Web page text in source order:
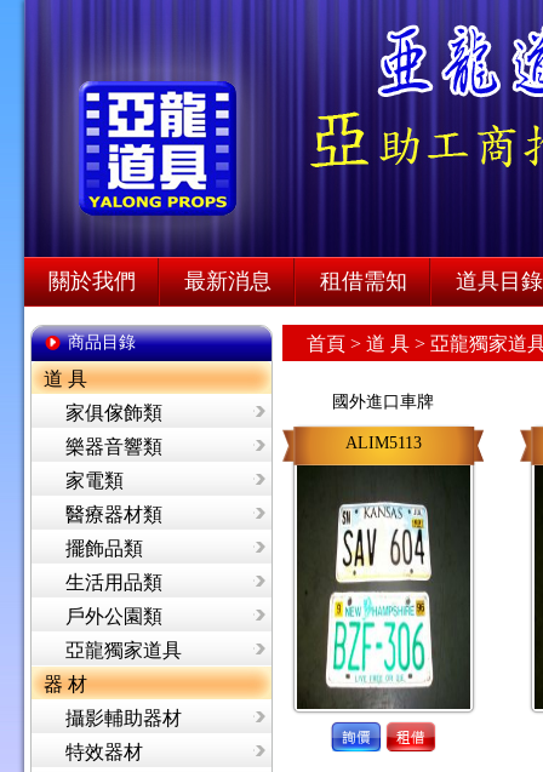
關於我們 最新消息 租借需知 道具目錄
商品目錄
道 具
家俱傢飾類
樂器音響類
家電類
醫療器材類
擺飾品類
生活用品類
戶外公園類
亞龍獨家道具
器 材
攝影輔助器材
特效器材
首頁 > 道 具 > 亞龍獨家道
國外進口車牌
ALIM5113